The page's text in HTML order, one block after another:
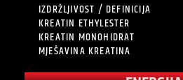
IZDRŽLJIVOST / DEFINICIJA
KREATIN ETHYLESTER
KREATIN MONOHIDRAT
MJEŠAVINA KREATINA